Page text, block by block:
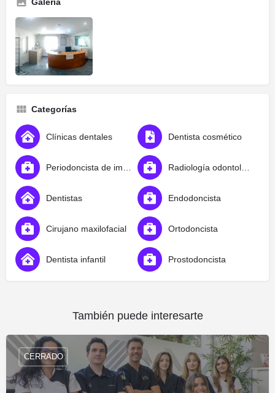
Categorías
Clínicas dentales Dentista cosmético
Dentistas Endodoncista
Cirujano maxilofacial Ortodoncista
Dentista infantil Prostodoncista
También puede interesarte
CERRADO